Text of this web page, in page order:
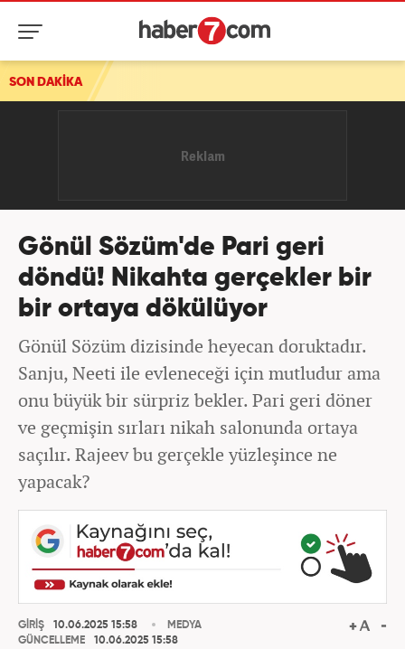
SON DAKİKA
Gönül Sözüm'de Pari geri
döndü! Nikahta gerçekler bir
bir ortaya dökülüyor
Gönül Sözüm dizisinde heyecan doruktadır.
Sanju, Neeti ile evleneceği için mutludur ama
onu büyük bir sürpriz bekler. Pari geri döner
ve geçmişin sırları nikah salonunda ortaya
saçılır. Rajeev bu gerçekle yüzleşince ne
yapacak?
GİRİŞ
10.06.2025 15:58
GÜNCELLEME
10.06.2025 15:58
MEDYA